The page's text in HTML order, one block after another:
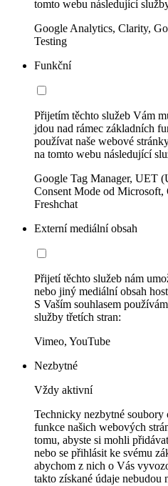
tomto webu následující
Google Analytics, Clarity,
Testing
Funkční
Přijetím těchto služeb Vám
jdou nad rámec základních
používat naše webové
na tomto webu následující
Google Tag Manager, UET
Consent Mode od
Freshchat
Externí mediální obsah
Přijetí těchto služeb nám
nebo jiný mediální obsah
S Vaším souhlasem
služby třetích stran:
Vimeo, YouTube
Nezbytné
Vždy aktivní
Technicky nezbytné
funkce našich webových
tomu, abyste si mohli
nebo se přihlásit ke svému
abychom z nich o Vás
takto získané údaje nebudou